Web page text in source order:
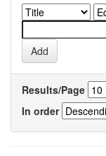
Results/Page
In order